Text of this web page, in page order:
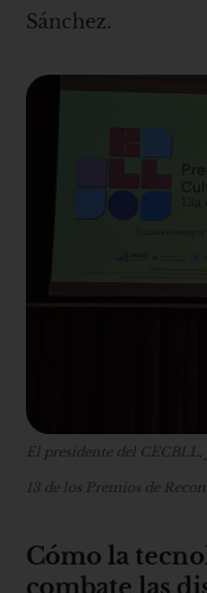
Sánchez.
El presidente del
13 de los Premios de
Cómo la
combate las